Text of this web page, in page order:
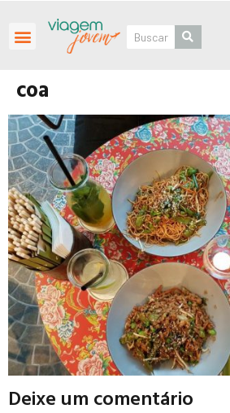
coa
Deixe um comentário